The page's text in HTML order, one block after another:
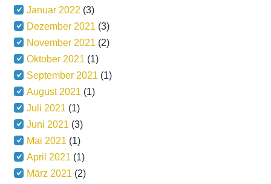
Januar 2022 (3)
Dezember 2021 (3)
November 2021 (2)
Oktober 2021 (1)
September 2021 (1)
August 2021 (1)
Juli 2021 (1)
Juni 2021 (3)
Mai 2021 (1)
April 2021 (1)
März 2021 (2)